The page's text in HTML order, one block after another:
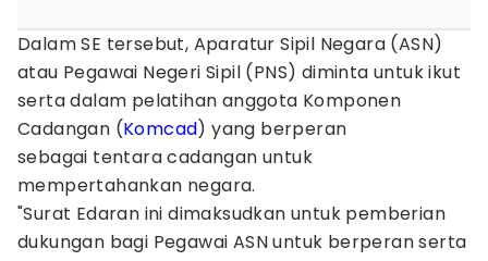
Dalam SE tersebut, Aparatur Sipil Negara (ASN)
atau Pegawai Negeri Sipil (PNS) diminta untuk ikut
serta dalam pelatihan anggota Komponen
Cadangan (Komcad) yang berperan
sebagai tentara cadangan untuk
mempertahankan negara.
"Surat Edaran ini dimaksudkan untuk pemberian
dukungan bagi Pegawai ASN untuk berperan serta